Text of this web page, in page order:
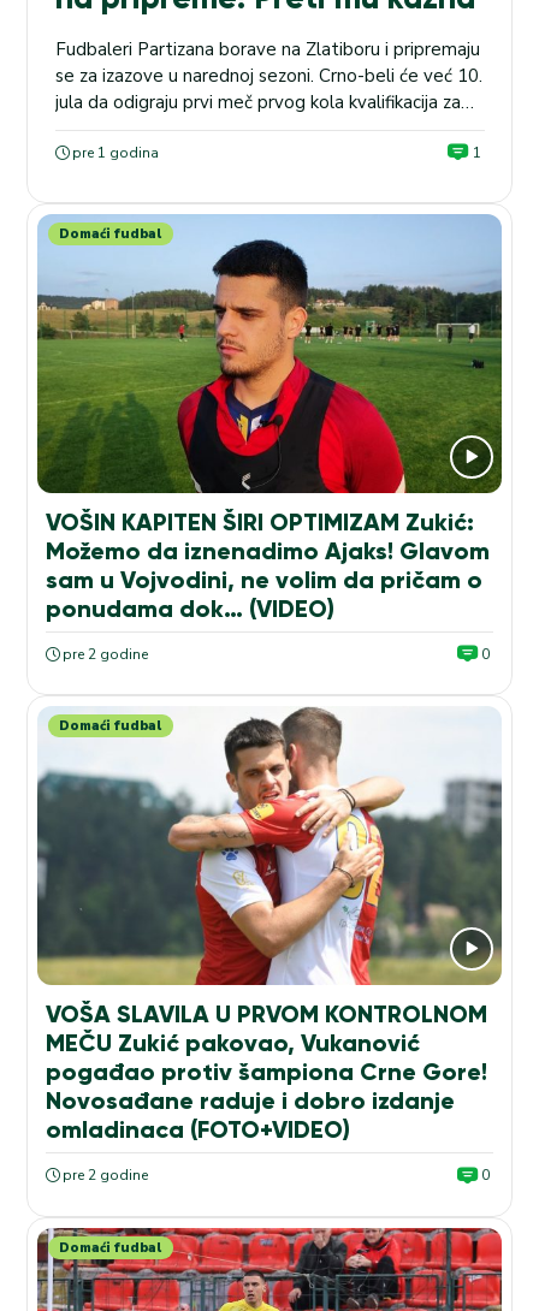
Fudbaleri Partizana borave na Zlatiboru i pripremaju
se za izazove u narednoj sezoni. Crno-beli će već 10.
jula da odigraju prvi meč prvog kola kvalifikacija za
Ligu Evrope protiv kiparskog AEK-a u Larnaki, a
sedam dana kasnije ih čeka revanš u Humskoj. FIFA
kladionice na 7+...
pre 1 godina 1
Domaći fudbal
VOŠIN KAPITEN ŠIRI OPTIMIZAM Zukić:
Možemo da iznenadimo Ajaks! Glavom
sam u Vojvodini, ne volim da pričam o
ponudama dok… (VIDEO)
pre 2 godine 0
Domaći fudbal
VOŠA SLAVILA U PRVOM KONTROLNOM
MEČU Zukić pakovao, Vukanović
pogađao protiv šampiona Crne Gore!
Novosađane raduje i dobro izdanje
omladinaca (FOTO+VIDEO)
pre 2 godine 0
Domaći fudbal